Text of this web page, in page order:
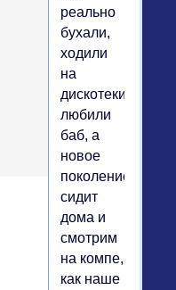
реально
бухали,
ходили
на
дискотеки,
любили
баб, а
новое
поколение
сидит
дома и
смотрим
на компе,
как наше